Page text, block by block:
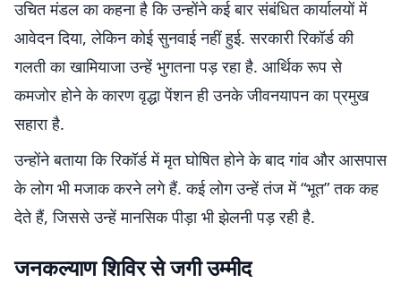
उचित मंडल का कहना है कि उन्होंने कई बार संबंधित कार्यालयों में
आवेदन दिया, लेकिन कोई सुनवाई नहीं हुई. सरकारी रिकॉर्ड की
गलती का खामियाजा उन्हें भुगतना पड़ रहा है. आर्थिक रूप से
कमजोर होने के कारण वृद्धा पेंशन ही उनके जीवनयापन का प्रमुख
सहारा है.
उन्होंने बताया कि रिकॉर्ड में मृत घोषित होने के बाद गांव और आसपास
के लोग भी मजाक करने लगे हैं. कई लोग उन्हें तंज में “भूत” तक कह
देते हैं, जिससे उन्हें मानसिक पीड़ा भी झेलनी पड़ रही है.
जनकल्याण शिविर से जगी उम्मीद